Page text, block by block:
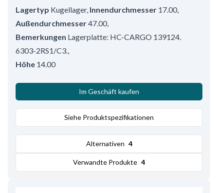
Lagertyp Kugellager, Innendurchmesser 17.00,
Außendurchmesser47.00,
Bemerkungen Lagerplatte: HC-CARGO 139124.
6303-2RS1/C3.,
Höhe 14.00
Im Geschäft kaufen
Siehe Produktspezifikationen
Alternativen 4
Verwandte Produkte 4